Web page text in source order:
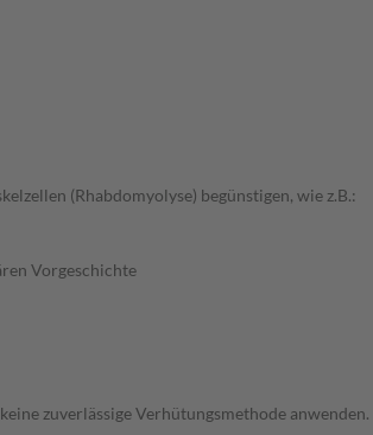
(Rhabdomyolyse) begünstigen, wie z.B.:
Vorgeschichte
zuverlässige Verhütungsmethode anwenden.